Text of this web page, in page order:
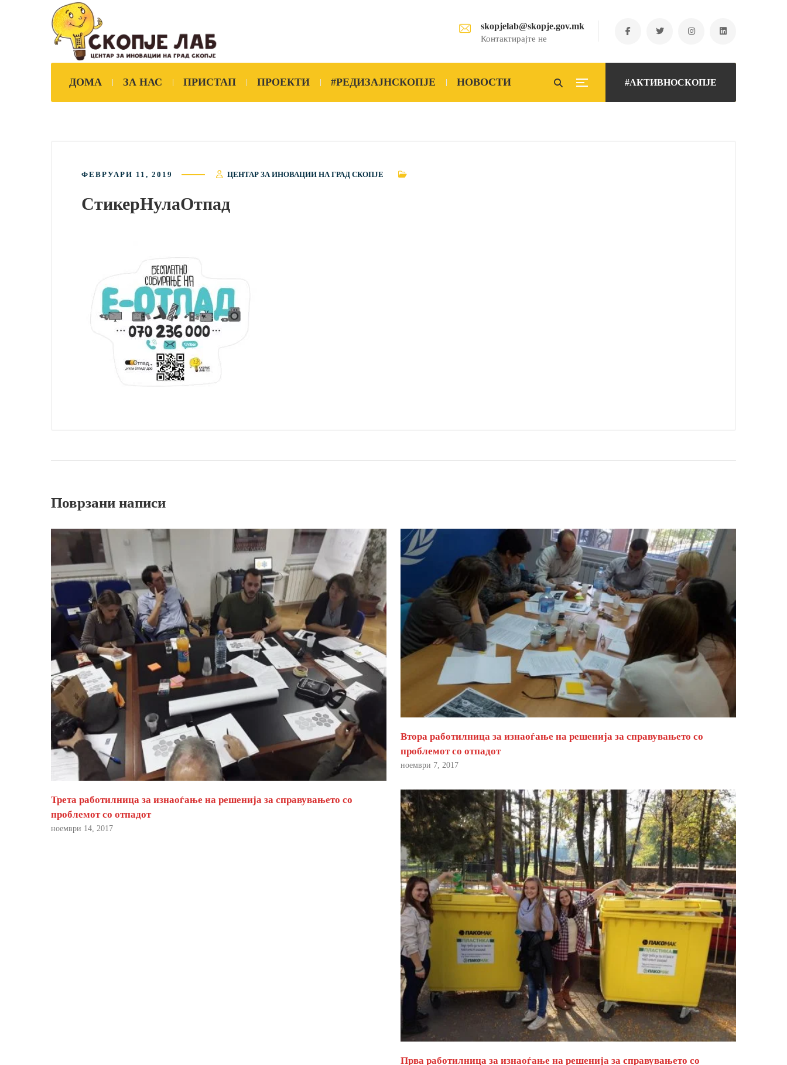
skopjelab@skopje.gov.mk
Контактирајте не
#АКТИВНОСКОПЈЕ
ДОМА ЗА НАС ПРИСТАП ПРОЕКТИ #РЕДИЗАЈНСКОПЈЕ НОВОСТИ
ФЕВРУАРИ 11, 2019 ЦЕНТАР ЗА ИНОВАЦИИ НА ГРАД СКОПЈЕ
СтикерНулаОтпад
Поврзани написи
Трета работилница за изнаоѓање на решенија за справувањето со
проблемот со отпадот
ноември 14, 2017
Втора работилница за изнаоѓање на решенија за справувањето со
проблемот со отпадот
ноември 7, 2017
Прва работилница за изнаоѓање на решенија за справувањето со